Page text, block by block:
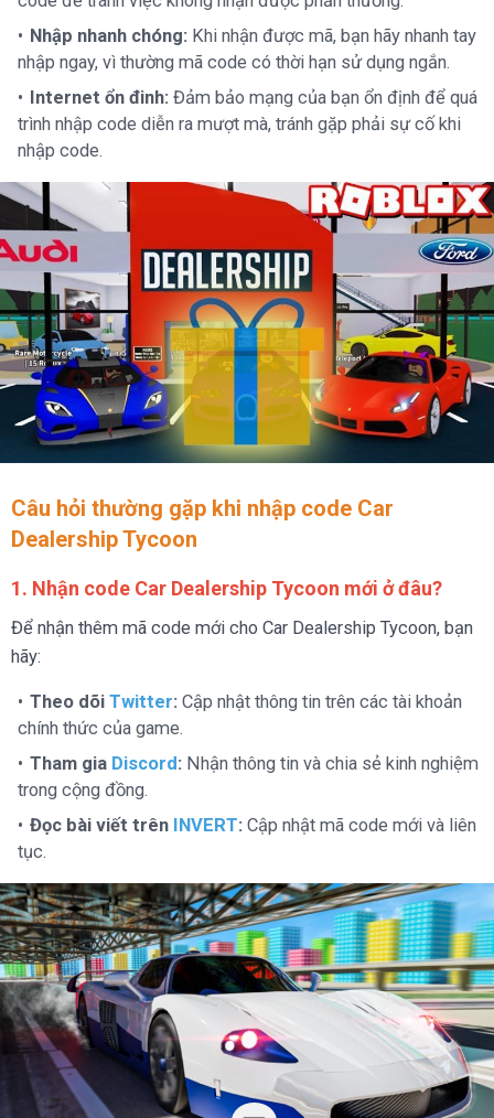
Nhập nhanh chóng: Khi nhận được mã, bạn hãy nhanh tay
nhập ngay, vì thường mã code có thời hạn sử dụng ngắn.
Internet ổn đinh: Đảm bảo mạng của bạn ổn định để quá
trình nhập code diễn ra mượt mà, tránh gặp phải sự cố khi
nhập code.
Câu hỏi thường gặp khi nhập code Car
Dealership Tycoon
1. Nhận code Car Dealership Tycoon mới ở đâu?
Để nhận thêm mã code mới cho Car Dealership Tycoon, bạn
hãy:
Theo dõi Twitter: Cập nhật thông tin trên các tài khoản
chính thức của game.
Tham gia Discord: Nhận thông tin và chia sẻ kinh nghiệm
trong cộng đồng.
Đọc bài viết trên INVERT: Cập nhật mã code mới và liên
tục.